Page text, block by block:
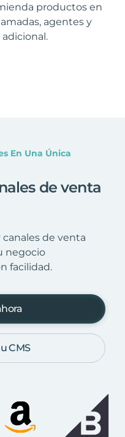
productos en
agentes y
En Una Única
de venta
de venta
negocio
facilidad.
CMS